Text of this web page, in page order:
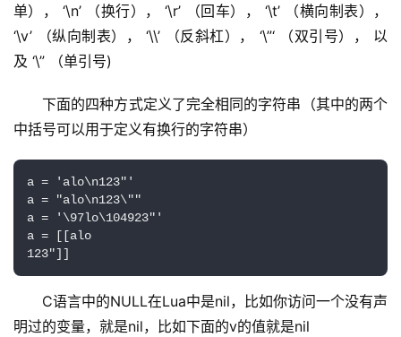
单）， ‘\n’ （换行）， ‘\r’ （回车）， ‘\t’ （横向制表），
‘\v’ （纵向制表）， ‘\\’ （反斜杠）， ‘\”‘ （双引号）， 以
及 ‘\” （单引号)
下面的四种方式定义了完全相同的字符串（其中的两个
中括号可以用于定义有换行的字符串）
a = 'alo\n123"'
a = "alo\n123\""
a = '\97lo\104923"'
a = [[alo
123"]]
C语言中的NULL在Lua中是nil，比如你访问一个没有声
明过的变量，就是nil，比如下面的v的值就是nil